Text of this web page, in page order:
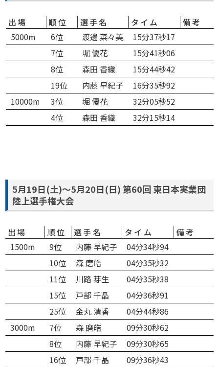
出場 順位 選手名 タイム
備考
5000m
6位 渡邊 菜々美
15分37秒17
7位
堀 優花
15分41秒06
8位
森田 香織
15分44秒42
19位
内藤 早紀子
16分35秒92
10000m
3位 堀 優花
32分05秒52
4位
森田 香織 32分15秒14
5月19日(土)～5月20日(日) 第60回 東日本実業団
陸上選手権大会
出場 順位 選手名 タイム
備考
1500m
9位 内藤 早紀子
04分34秒94
10位
森 磨皓
04分35秒32
11位
川路 芽生
04分35秒38
15位
戸部 千晶
04分36秒91
25位
金丸 清香
04分44秒86
3000m
7位 森 磨皓
09分30秒62
8位
内藤 早紀子
09分30秒65
16位
戸部 千晶
09分36秒43